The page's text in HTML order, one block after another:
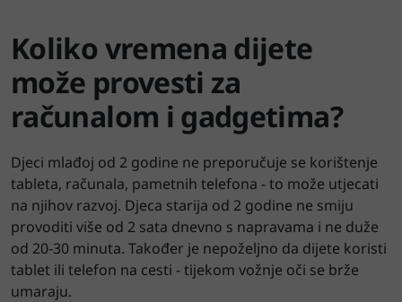
Koliko vremena dijete
može provesti za
računalom i gadgetima?
Djeci mlađoj od 2 godine ne preporučuje se korištenje
tableta, računala, pametnih telefona - to može utjecati
na njihov razvoj. Djeca starija od 2 godine ne smiju
provoditi više od 2 sata dnevno s napravama i ne duže
od 20-30 minuta. Također je nepoželjno da dijete koristi
tablet ili telefon na cesti - tijekom vožnje oči se brže
umaraju.